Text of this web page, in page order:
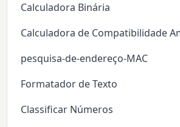
Calculadora Binária
Calculadora de Compatibilidade
pesquisa-de-endereço-MAC
Formatador de Texto
Classificar Números